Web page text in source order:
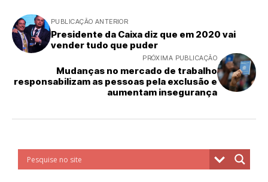
PUBLICAÇÃO ANTERIOR
Presidente da Caixa diz que em 2020 vai
vender tudo que puder
PRÓXIMA PUBLICAÇÃO
Mudanças no mercado de trabalho
responsabilizam as pessoas pela exclusão e
aumentam insegurança